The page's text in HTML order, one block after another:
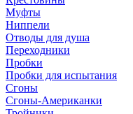
Муфты
Ниппели
Отводы для душа
Переходники
Пробки
Пробки для испытания
Сгоны
Сгоны-Американки